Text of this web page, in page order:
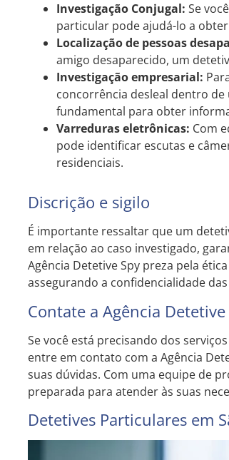
Investigação Conjugal: Se
particular pode ajudá-lo a
Localização de pessoas
amigo desaparecido, um
Investigação empresarial:
concorrência desleal dentro
fundamental para obter
Varreduras eletrônicas: Com
pode identificar escutas e
residenciais.
Discrição e sigilo
É importante ressaltar que um
em relação ao caso investigado,
Agência Detetive Spy preza pela
assegurando a confidencialidade
Contate a Agência Detetive
Se você está precisando dos
entre em contato com a Agência
suas dúvidas. Com uma equipe de
preparada para atender às suas
Detetives Particulares em